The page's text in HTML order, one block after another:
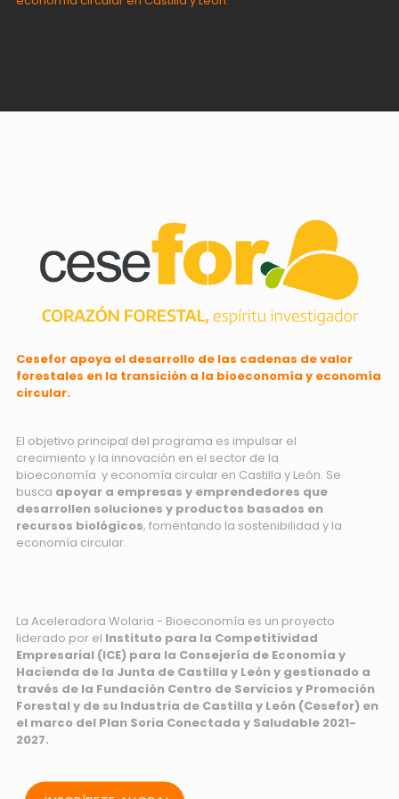
Cesefor apoya el desarrollo de las cadenas de valor
forestales en la transición a la bioeconomía y economía
circular.
El objetivo principal del programa es impulsar el
crecimiento y la innovación en el sector de la
bioeconomía y economía circular en Castilla y León. Se
busca apoyar a empresas y emprendedores que
desarrollen soluciones y productos basados en
recursos biológicos, fomentando la sostenibilidad y la
economía circular.
La Aceleradora Wolaria - Bioeconomía es un proyecto
liderado por el Instituto para la Competitividad
Empresarial (ICE) para la Consejería de Economía y
Hacienda de la Junta de Castilla y León y gestionado a
través de la Fundación Centro de Servicios y Promoción
Forestal y de su Industria de Castilla y León (Cesefor) en
el marco del Plan Soria Conectada y Saludable 2021-
2027.